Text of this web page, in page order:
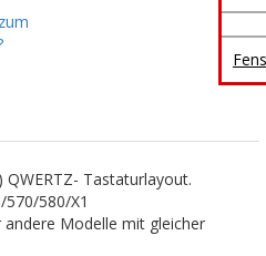
Tastaturlayout.
580/X1
Modelle mit gleicher